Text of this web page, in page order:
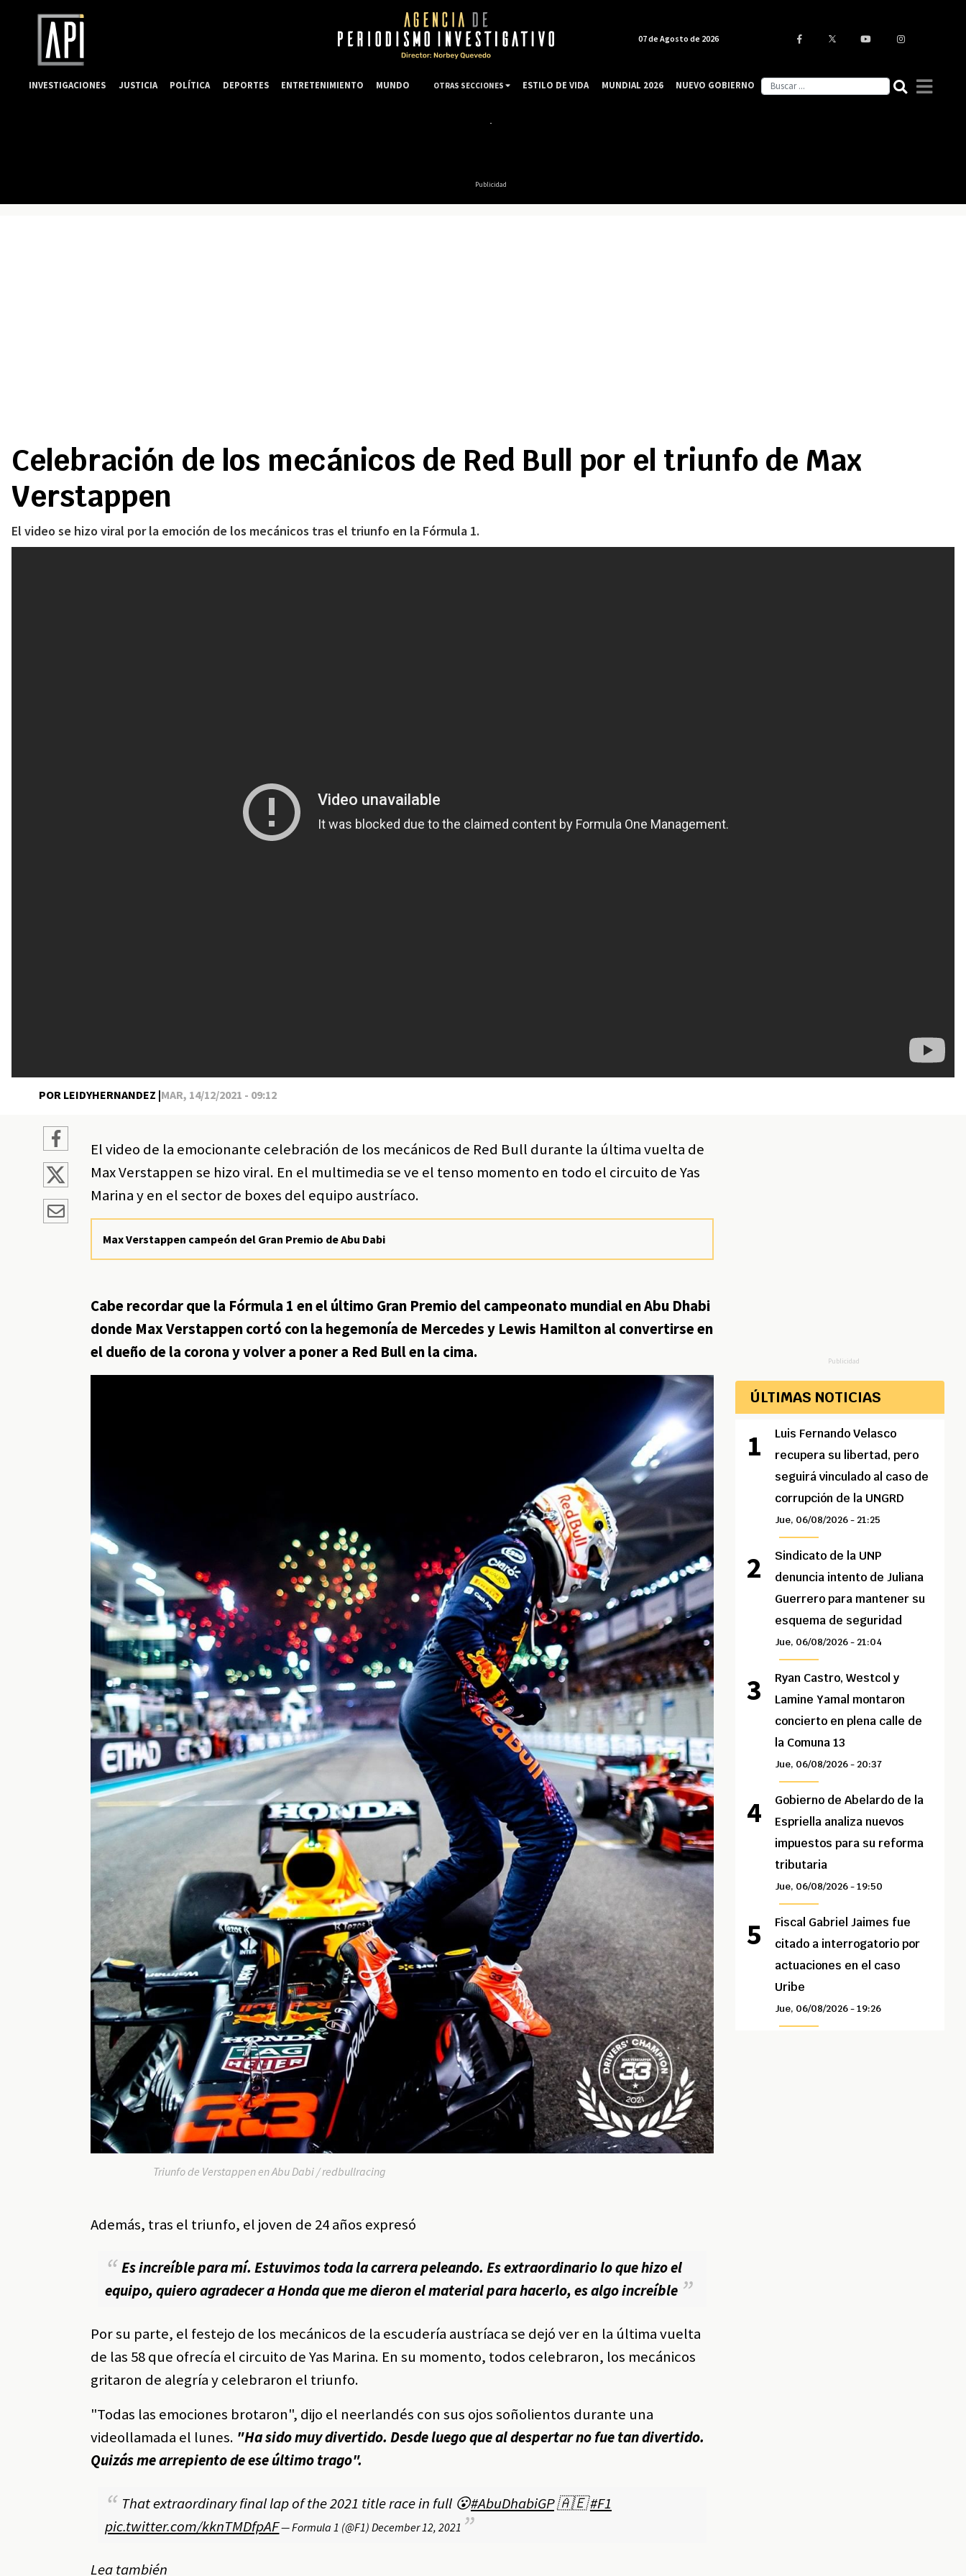
Publicidad
Celebración de los mecánicos de Red Bull por el triunfo de Max
Verstappen
El video se hizo viral por la emoción de los mecánicos tras el triunfo en la Fórmula 1.
POR LEIDYHERNANDEZ |MAR, 14/12/2021 - 09:12
El video de la emocionante celebración de los mecánicos de Red Bull durante la última vuelta de
Max Verstappen se hizo viral. En el multimedia se ve el tenso momento en todo el circuito de Yas
Marina y en el sector de boxes del equipo austríaco.
Max Verstappen campeón del Gran Premio de Abu Dabi
Cabe recordar que la Fórmula 1 en el último Gran Premio del campeonato mundial en Abu Dhabi
donde Max Verstappen cortó con la hegemonía de Mercedes y Lewis Hamilton al convertirse en
el dueño de la corona y volver a poner a Red Bull en la cima.
Triunfo de Verstappen en Abu Dabi / redbullracing
Además, tras el triunfo, el joven de 24 años expresó
Es increíble para mí. Estuvimos toda la carrera peleando. Es extraordinario lo que hizo el
equipo, quiero agradecer a Honda que me dieron el material para hacerlo, es algo increíble
Por su parte, el festejo de los mecánicos de la escudería austríaca se dejó ver en la última vuelta
de las 58 que ofrecía el circuito de Yas Marina. En su momento, todos celebraron, los mecánicos
gritaron de alegría y celebraron el triunfo.
"Todas las emociones brotaron", dijo el neerlandés con sus ojos soñolientos durante una
videollamada el lunes. "Ha sido muy divertido. Desde luego que al despertar no fue tan divertido.
Quizás me arrepiento de ese último trago".
That extraordinary final lap of the 2021 title race in full 😮#AbuDhabiGP🇦🇪#F1
pic.twitter.com/kknTMDfpAF— Formula 1 (@F1)December 12, 2021
Lea también
Publicidad
ÚLTIMAS NOTICIAS
Luis Fernando Velasco
recupera su libertad, pero
seguirá vinculado al caso de
corrupción de la UNGRD
Jue, 06/08/2026 - 21:25
Sindicato de la UNP
denuncia intento de Juliana
Guerrero para mantener su
esquema de seguridad
Jue, 06/08/2026 - 21:04
Ryan Castro, Westcol y
Lamine Yamal montaron
concierto en plena calle de
la Comuna 13
Jue, 06/08/2026 - 20:37
Gobierno de Abelardo de la
Espriella analiza nuevos
impuestos para su reforma
tributaria
Jue, 06/08/2026 - 19:50
Fiscal Gabriel Jaimes fue
citado a interrogatorio por
actuaciones en el caso
Uribe
Jue, 06/08/2026 - 19:26
07 de Agosto de 2026
INVESTIGACIONES JUSTICIA POLÍTICA DEPORTES ENTRETENIMIENTO MUNDO OTRAS SECCIONES ESTILO DE VIDA MUNDIAL 2026 NUEVO GOBIERNO